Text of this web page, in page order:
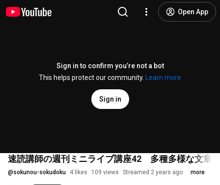
Open App
Sign in to confirm you’re not a bot
This helps protect our community.
Learn more
Sign in
速読講師の週刊ミニライブ講座42 多種多様な文章
@sokunou-sokudoku 4 likes 109 views Streamed 2 years ago more